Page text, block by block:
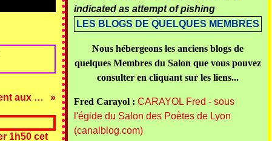
Les ermites du Mont Cindre jouent aux boules
indicated as attempt of pishing
LES BLOGS DE QUELQUES MEMBRES
Nous hébergeons les anciens blogs de
quelques Membres du Salon que vous pouvez
consulter en cliquant sur les liens...
Fred Carayol : CARAYOL Fred - sous
l'égide du Salon des Poètes de Lyon
(canalblog.com)